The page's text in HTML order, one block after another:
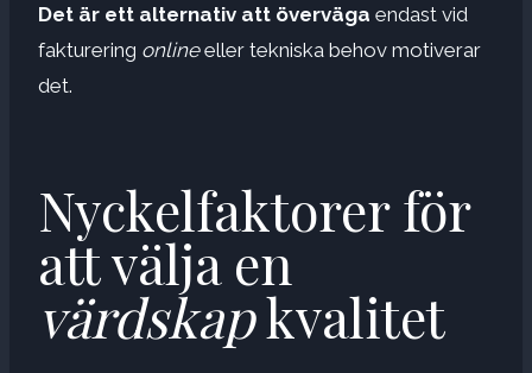
Det är ett alternativ att överväga endast vid
fakturering onlineeller tekniska behov motiverar
det.
Nyckelfaktorer för
att välja en
värdskapkvalitet